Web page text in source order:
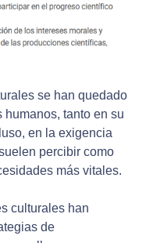
se han quedado
humanos, tanto en su
en la exigencia
percibir como
más vitales.
culturales han
de